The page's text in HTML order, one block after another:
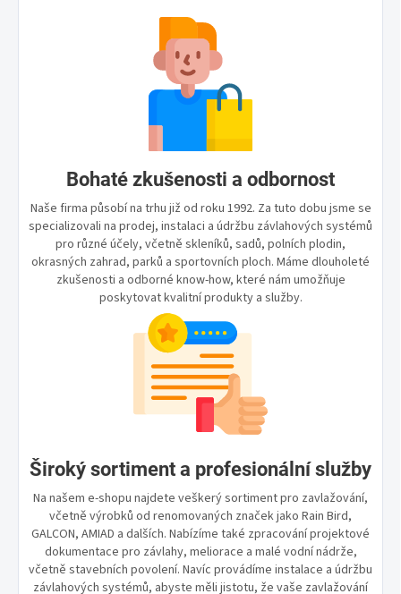
Bohaté zkušenosti a odbornost
Naše firma působí na trhu již od roku 1992. Za tuto dobu jsme se
specializovali na prodej, instalaci a údržbu závlahových systémů
pro různé účely, včetně skleníků, sadů, polních plodin,
okrasných zahrad, parků a sportovních ploch. Máme dlouholeté
zkušenosti a odborné know-how, které nám umožňuje
poskytovat kvalitní produkty a služby.
Široký sortiment a profesionální služby
Na našem e-shopu najdete veškerý sortiment pro zavlažování,
včetně výrobků od renomovaných značek jako Rain Bird,
GALCON, AMIAD a dalších. Nabízíme také zpracování projektové
dokumentace pro závlahy, meliorace a malé vodní nádrže,
včetně stavebních povolení. Navíc provádíme instalace a údržbu
závlahových systémů, abyste měli jistotu, že vaše zavlažování